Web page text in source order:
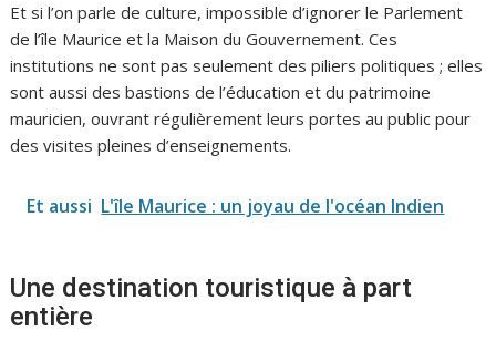
Et si l’on parle de culture, impossible d’ignorer le Parlement
de l’île Maurice et la Maison du Gouvernement. Ces
institutions ne sont pas seulement des piliers politiques ; elles
sont aussi des bastions de l’éducation et du patrimoine
mauricien, ouvrant régulièrement leurs portes au public pour
des visites pleines d’enseignements.
Et aussi L'île Maurice : un joyau de l'océan Indien
Une destination touristique à part
entière